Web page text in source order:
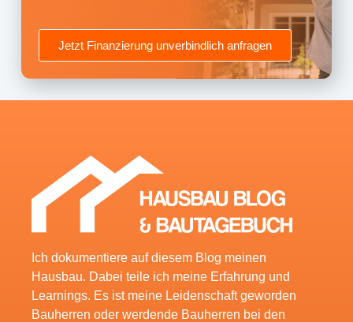
Jetzt Finanzierung unverbindlich anfragen
Ich dokumentiere auf diesem Blog meinen
Hausbau. Dabei teile ich meine Erfahrung und
Learnings. Es ist meine Leidenschaft geworden
Bauherren oder werdende Bauherren bei den